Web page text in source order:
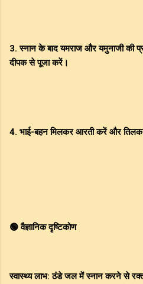
3. स्नान के बाद यमराज और यमुनाजी की
दीपक से पूजा करें।
4. भाई-बहन मिलकर आरती करें और तिलक
🟢 वैज्ञानिक दृष्टिकोण
स्वास्थ्य लाभ: ठंडे जल में स्नान करने से रक्त